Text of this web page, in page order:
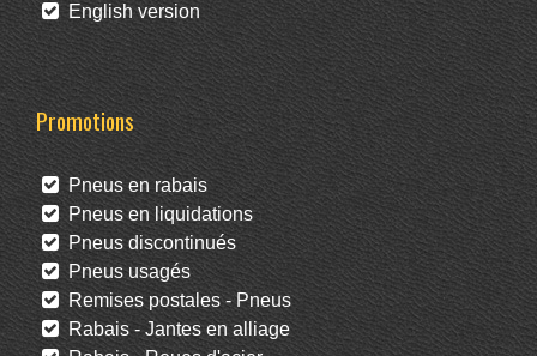
English version
Promotions
Pneus en rabais
Pneus en liquidations
Pneus discontinués
Pneus usagés
Remises postales - Pneus
Rabais - Jantes en alliage